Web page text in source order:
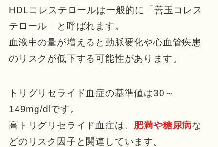
HDLコレステロールは一般的に「善玉コレス
テロール」と呼ばれます。
血液中の量が増えると動脈硬化や心血管疾患
のリスクが低下する可能性があります。
トリグリセライド血症の基準値は30～
149mg/dlです。
高トリグリセライド血症は、 肥満や糖尿病な
どのリスク因子と関連しています。